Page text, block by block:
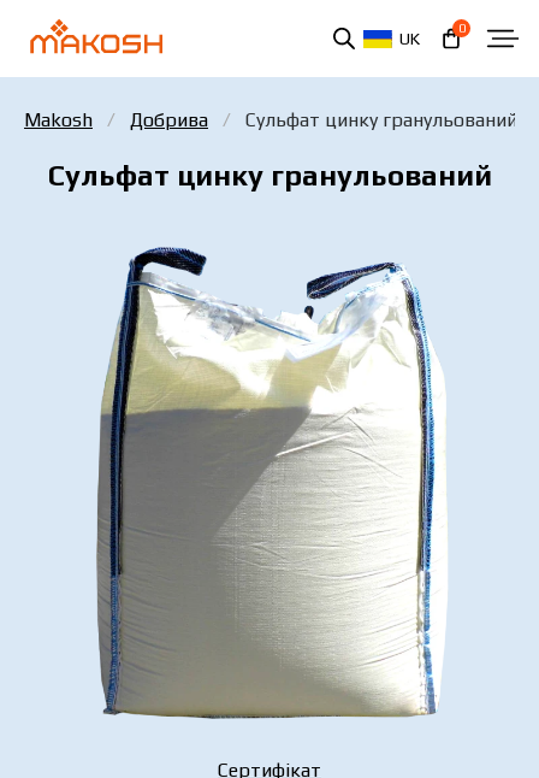
UK
0
Makosh Добрива Сульфат цинку гранульований
Сульфат цинку гранульований
Сертифікат
Ви ознайомилися та погоджуєтеся з політикою
захисту персональних даних.
Подати заявку зараз